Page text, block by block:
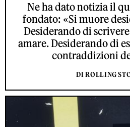
Ne ha dato notizia il
fondato: «Si muore
Desiderando di
amare. Desiderando di
contraddizioni
DI ROLLING